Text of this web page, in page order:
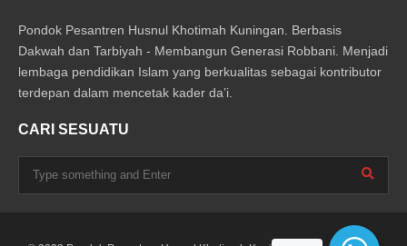
Pondok Pesantren Husnul Khotimah Kuningan. Berbasis
Dakwah dan Tarbiyah - Membangun Generasi Robbani. Menjadi
lembaga pendidikan Islam yang berkualitas sebagai kontributor
terdepan dalam mencetak kader da’i.
CARI SESUATU